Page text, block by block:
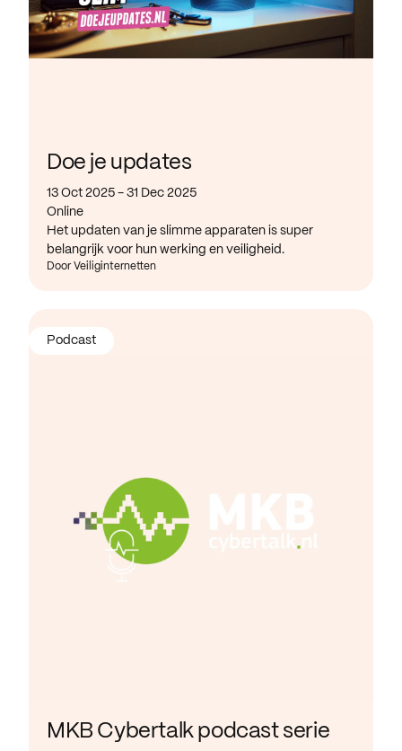
Doe je updates
13 Oct 2025 - 31 Dec 2025
Online
Het updaten van je slimme apparaten is super
belangrijk voor hun werking en veiligheid.
Door Veiliginternetten
MKB Cybertalk podcast serie
Podcast